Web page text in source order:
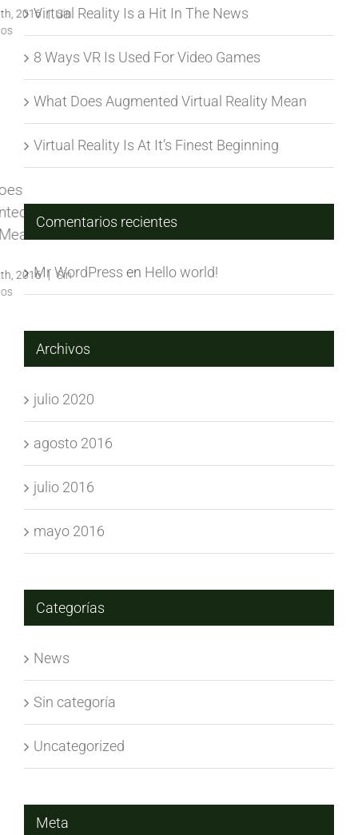
Virtual Reality Is a Hit In The News
8 Ways VR Is Used For Video Games
What Does Augmented Virtual Reality Mean
Virtual Reality Is At It’s Finest Beginning
Comentarios recientes
Mr WordPress en Hello world!
Archivos
julio 2020
agosto 2016
julio 2016
mayo 2016
Categorías
News
Sin categoría
Uncategorized
Meta